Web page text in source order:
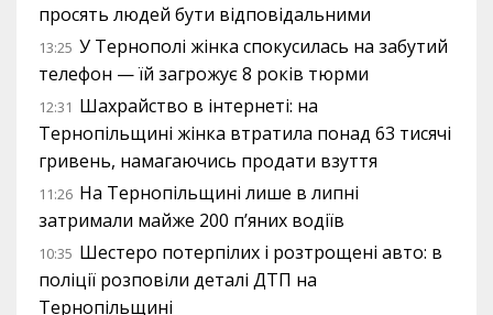
просять людей бути відповідальними
13:25 У Тернополі жінка спокусилась на забутий
телефон — їй загрожує 8 років тюрми
12:31 Шахрайство в інтернеті: на
Тернопільщині жінка втратила понад 63 тисячі
гривень, намагаючись продати взуття
11:26 На Тернопільщині лише в липні
затримали майже 200 п’яних водіїв
10:35 Шестеро потерпілих і розтрощені авто: в
поліції розповіли деталі ДТП на
Тернопільщині